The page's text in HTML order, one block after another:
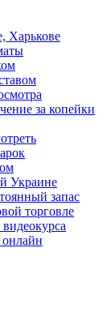
Харькове
за копейки
Украине
запас
торговле